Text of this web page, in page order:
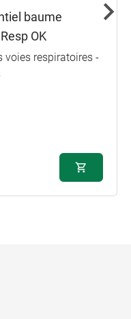
baume
OK
voies respiratoires -